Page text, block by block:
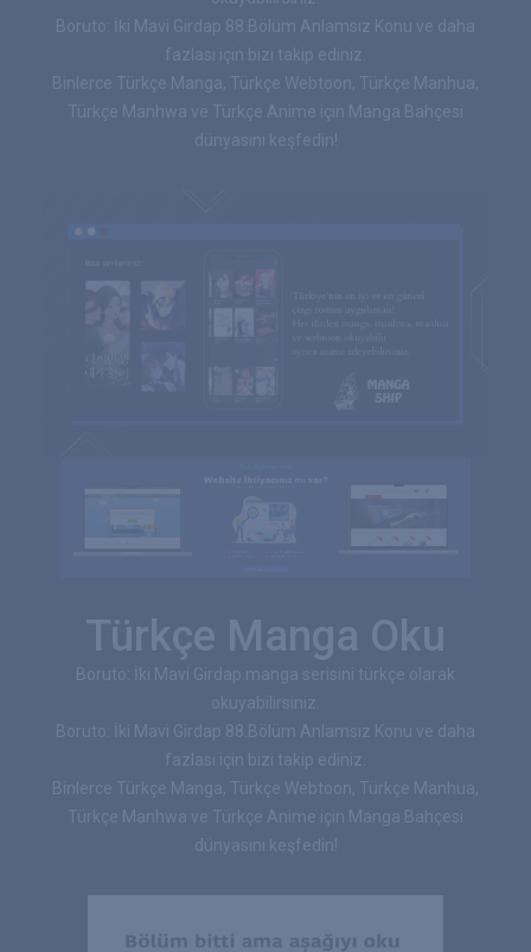
Boruto: İki Mavi Girdap 88.Bölüm Anlamsız Konu ve daha
fazlası için bizi takip ediniz.
Binlerce Türkçe Manga, Türkçe Webtoon, Türkçe Manhua,
Türkçe Manhwa ve Türkçe Anime için Manga Bahçesi
dünyasını keşfedin!
Türkçe Manga Oku
Boruto: İki Mavi Girdap manga serisini türkçe olarak
okuyabilirsiniz.
Boruto: İki Mavi Girdap 88.Bölüm Anlamsız Konu ve daha
fazlası için bizi takip ediniz.
Binlerce Türkçe Manga, Türkçe Webtoon, Türkçe Manhua,
Türkçe Manhwa ve Türkçe Anime için Manga Bahçesi
dünyasını keşfedin!